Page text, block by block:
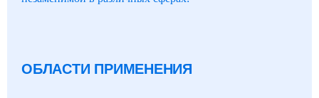
ОБЛАСТИ ПРИМЕНЕНИЯ